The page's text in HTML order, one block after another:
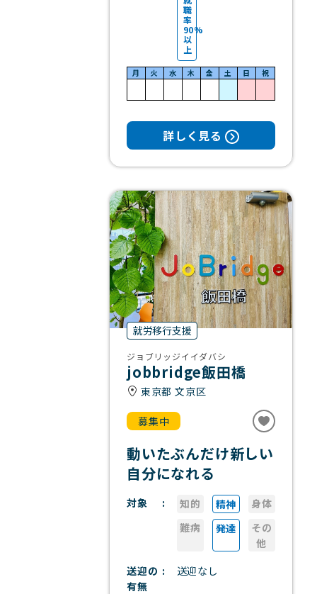
詳しく見る
職
率
90%
以
上
月 火 水 木 金 土 日 祝
就労移行支援
ジョブリッジイイダバシ
jobbridge飯田橋
東京都 文京区
募集中
動いたぶんだけ新しい
自分になれる
対象 知的 精神
身体
難病
発達
その
他
送迎の
有無
送迎なし